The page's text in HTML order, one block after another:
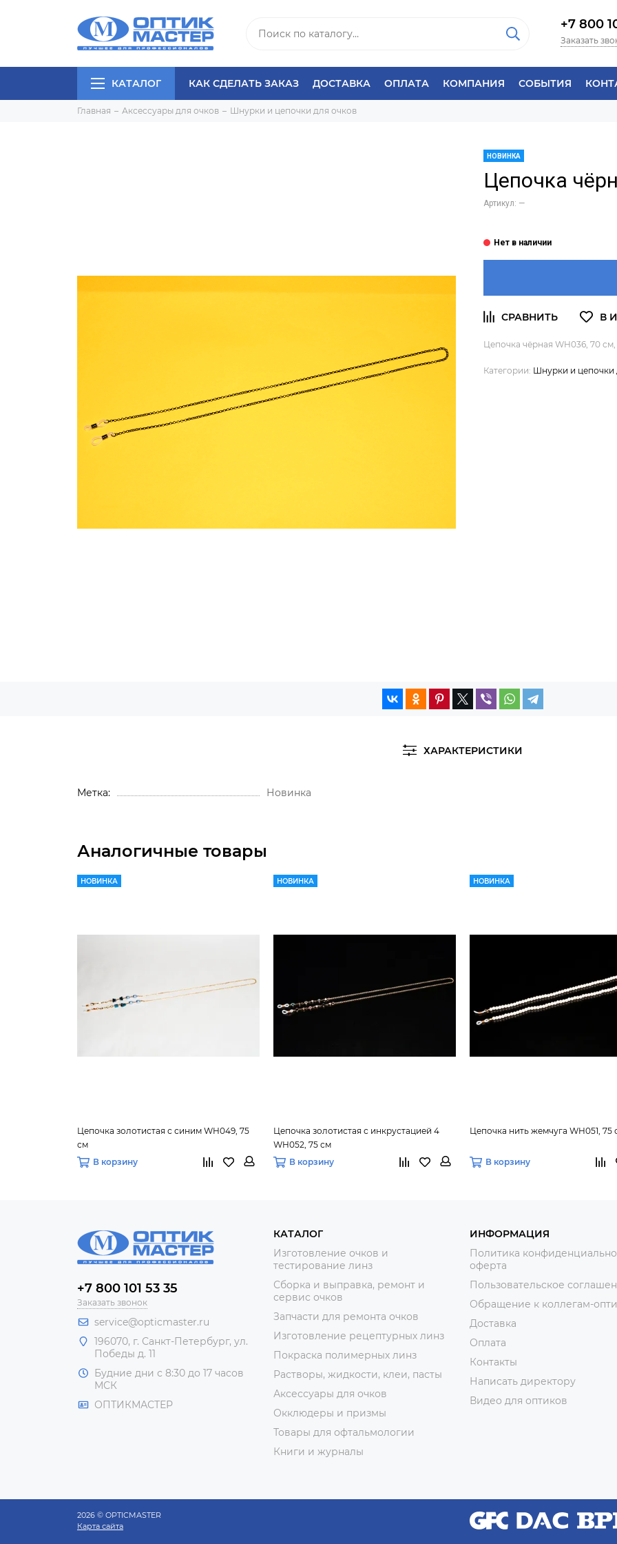
+7 800
Заказать
КАТАЛОГ КАК СДЕЛАТЬ ЗАКАЗ ДОСТАВКА ОПЛАТА КОМПАНИЯ СОБЫТИЯ
Главная Аксессуары для очков Шнурки и цепочки для очков
НОВИНКА
Цепочка
Артикул: —
Цепочка чёрная WH036, 70 см,
Категории: Шнурки и цепочки
ХАРАКТЕРИСТИКИ
Метка Новинка
Аналогичные товары
НОВИНКА
Цепочка золотистая с синим WH049, 75
см
В корзину
НОВИНКА
Цепочка золотистая с инкрустацией 4
WH052, 75 см
В корзину
НОВИНКА
Цепочка нить жемчуга WH051, 75
В корзину
+7 800 101 53 35
Заказать звонок
service@opticmaster.ru
196070, г. Санкт-Петербург, ул.
Победы д. 11
Будние дни с 8:30 до 17 часов
МСК
ОПТИКМАСТЕР
КАТАЛОГ
Изготовление очков и
тестирование линз
Сборка и выправка, ремонт и
сервис очков
Запчасти для ремонта очков
Изготовление рецептурных линз
Покраска полимерных линз
Растворы, жидкости, клеи, пасты
Аксессуары для очков
Окклюдеры и призмы
Товары для офтальмологии
Книги и журналы
ИНФОРМАЦИЯ
Политика
оферта
Пользовательское
Обращение к коллегам-
Доставка
Оплата
Контакты
Написать директору
Видео для оптиков
2026 © OPTICMASTER
Карта сайта